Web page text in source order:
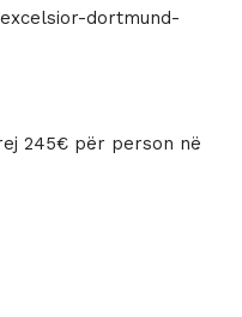
dortmund-
245€ për person në